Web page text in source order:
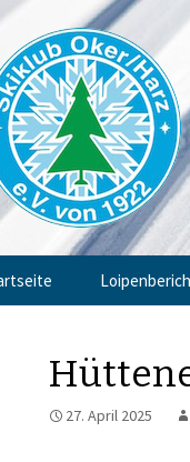
27. April 2025